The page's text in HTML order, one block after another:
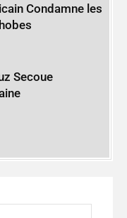
Condamne les
Secoue